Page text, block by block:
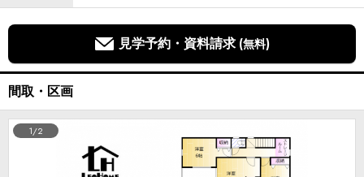
見学予約・資料請求 (無料)
間取・区画
1/2